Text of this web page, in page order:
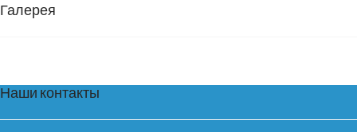
Галерея
Наши контакты